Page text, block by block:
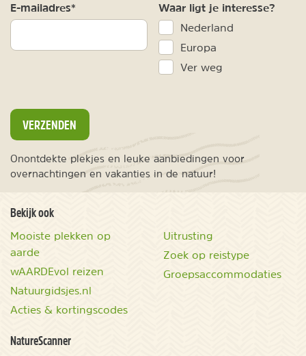
E-mailadres* Waar ligt je interesse?
Nederland
Europa
Ver weg
VERZENDEN
Onontdekte plekjes en leuke aanbiedingen voor
overnachtingen en vakanties in de natuur!
Bekijk ook
Mooiste plekken op
aarde
wAARDEvol reizen
Natuurgidsjes.nl
Acties & kortingscodes
Uitrusting
Zoek op reistype
Groepsaccommodaties
NatureScanner